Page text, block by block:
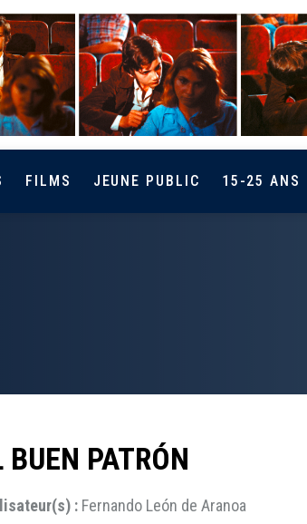
FILMS JEUNE PUBLIC 15-25 ANS
BUEN PATRÓN
: Fernando León de Aranoa